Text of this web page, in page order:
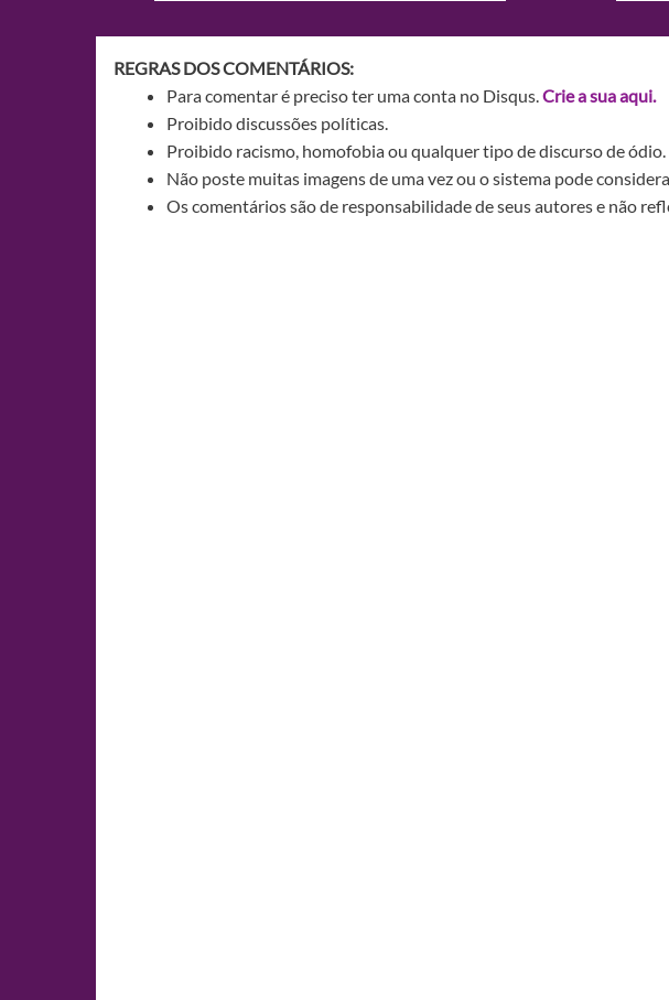
REGRAS DOS COMENTÁRIOS:
Para comentar é preciso ter uma conta no Disqus.Crie a sua aqui.
Proibido discussões políticas.
Proibido racismo, homofobia ou qualquer tipo de discurso de ódio.
Não poste muitas imagens de uma vez ou o sistema pode
Os comentários são de responsabilidade de seus autores e não